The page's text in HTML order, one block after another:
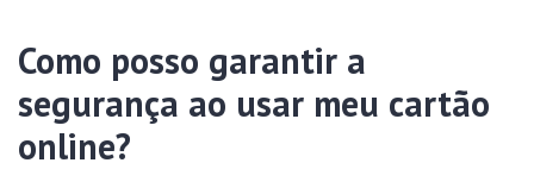
Como posso garantir a
segurança ao usar meu cartão
online?